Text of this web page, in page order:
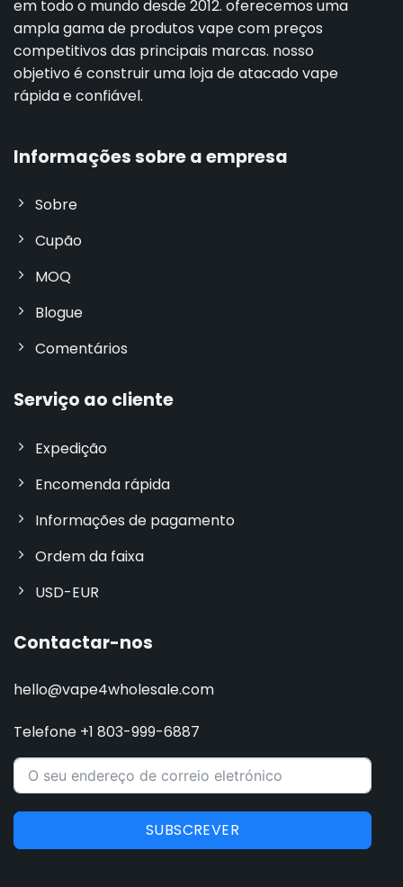
em todo o mundo desde 2012. oferecemos uma
ampla gama de produtos vape com preços
competitivos das principais marcas. nosso
objetivo é construir uma loja de atacado vape
rápida e confiável.
Informações sobre a empresa
Sobre
Cupão
MOQ
Blogue
Comentários
Serviço ao cliente
Expedição
Encomenda rápida
Informações de pagamento
Ordem da faixa
USD-EUR
Contactar-nos
hello@vape4wholesale.com
Telefone +1 803-999-6887
SUBSCREVER